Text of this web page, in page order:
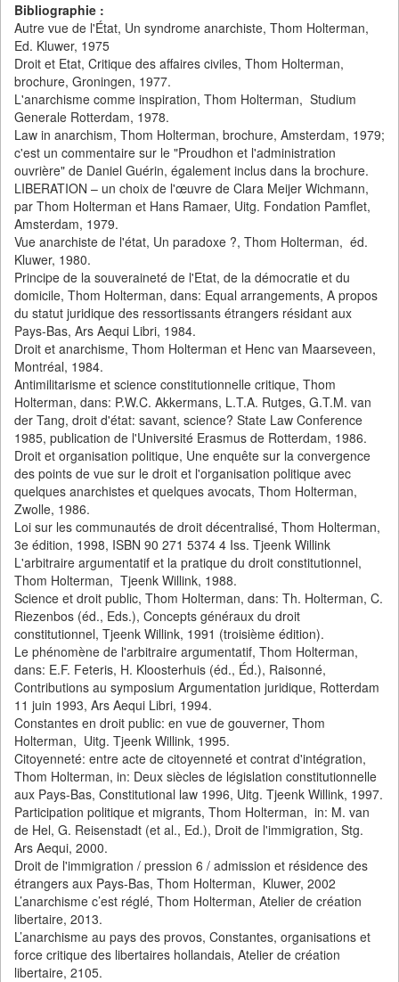
Bibliographie :
Autre vue de l'État, Un syndrome anarchiste, Thom Holterman,
Ed. Kluwer, 1975
Droit et Etat, Critique des affaires civiles, Thom Holterman,
brochure, Groningen, 1977.
L'anarchisme comme inspiration, Thom Holterman, Studium
Generale Rotterdam, 1978.
Law in anarchism, Thom Holterman, brochure, Amsterdam, 1979;
c'est un commentaire sur le "Proudhon et l'administration
ouvrière" de Daniel Guérin, également inclus dans la brochure.
LIBERATION – un choix de l'œuvre de Clara Meijer Wichmann,
par Thom Holterman et Hans Ramaer, Uitg. Fondation Pamflet,
Amsterdam, 1979.
Vue anarchiste de l'état, Un paradoxe ?, Thom Holterman, éd.
Kluwer, 1980.
Principe de la souveraineté de l'Etat, de la démocratie et du
domicile, Thom Holterman, dans: Equal arrangements, A propos
du statut juridique des ressortissants étrangers résidant aux
Pays-Bas, Ars Aequi Libri, 1984.
Droit et anarchisme, Thom Holterman et Henc van Maarseveen,
Montréal, 1984.
Antimilitarisme et science constitutionnelle critique, Thom
Holterman, dans: P.W.C. Akkermans, L.T.A. Rutges, G.T.M. van
der Tang, droit d'état: savant, science? State Law Conference
1985, publication de l'Université Erasmus de Rotterdam, 1986.
Droit et organisation politique, Une enquête sur la convergence
des points de vue sur le droit et l'organisation politique avec
quelques anarchistes et quelques avocats, Thom Holterman,
Zwolle, 1986.
Loi sur les communautés de droit décentralisé, Thom Holterman,
3e édition, 1998, ISBN 90 271 5374 4 Iss. Tjeenk Willink
L'arbitraire argumentatif et la pratique du droit constitutionnel,
Thom Holterman, Tjeenk Willink, 1988.
Science et droit public, Thom Holterman, dans: Th. Holterman, C.
Riezenbos (éd., Eds.), Concepts généraux du droit
constitutionnel, Tjeenk Willink, 1991 (troisième édition).
Le phénomène de l'arbitraire argumentatif, Thom Holterman,
dans: E.F. Feteris, H. Kloosterhuis (éd., Éd.), Raisonné,
Contributions au symposium Argumentation juridique, Rotterdam
11 juin 1993, Ars Aequi Libri, 1994.
Constantes en droit public: en vue de gouverner, Thom
Holterman, Uitg. Tjeenk Willink, 1995.
Citoyenneté: entre acte de citoyenneté et contrat d'intégration,
Thom Holterman, in: Deux siècles de législation constitutionnelle
aux Pays-Bas, Constitutional law 1996, Uitg. Tjeenk Willink, 1997.
Participation politique et migrants, Thom Holterman, in: M. van
de Hel, G. Reisenstadt (et al., Ed.), Droit de l'immigration, Stg.
Ars Aequi, 2000.
Droit de l'immigration / pression 6 / admission et résidence des
étrangers aux Pays-Bas, Thom Holterman, Kluwer, 2002
L’anarchisme c’est réglé, Thom Holterman, Atelier de création
libertaire, 2013.
L’anarchisme au pays des provos, Constantes, organisations et
force critique des libertaires hollandais, Atelier de création
libertaire, 2105.